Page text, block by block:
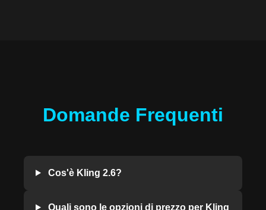
Domande Frequenti
Cos'è Kling 2.6?
Quali sono le opzioni di prezzo per Kling